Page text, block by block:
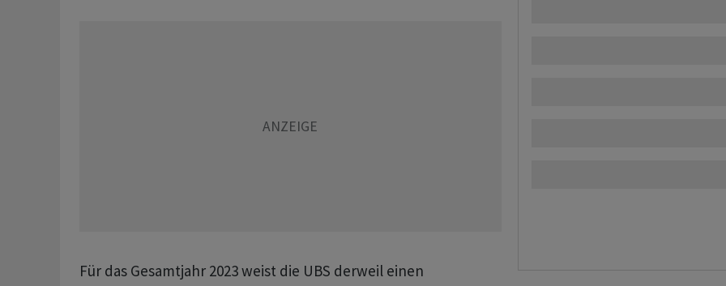
Für das Gesamtjahr 2023 weist die UBS derweil einen